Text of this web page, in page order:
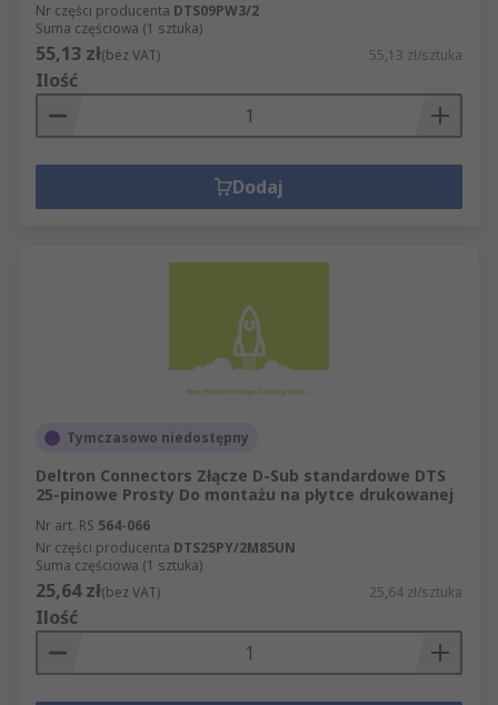
Nr części producenta DTS09PW3/2
Suma częściowa (1 sztuka)
55,13 zł(bez VAT) 55,13 zł/sztuka
Ilość
Dodaj
Tymczasowo niedostępny
Deltron Connectors Złącze D-Sub standardowe DTS
25-pinowe Prosty Do montażu na płytce drukowanej
Nr art. RS 564-066
Nr części producenta DTS25PY/2M85UN
Suma częściowa (1 sztuka)
25,64 zł(bez VAT) 25,64 zł/sztuka
Ilość